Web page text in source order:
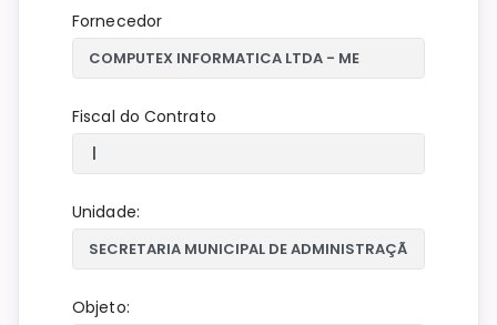
Fornecedor
Fiscal do Contrato
Unidade:
Objeto: